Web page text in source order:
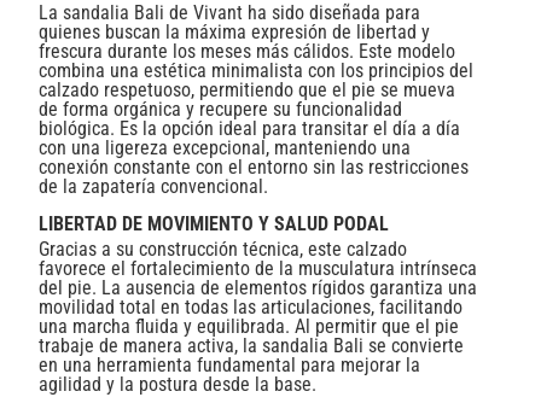
La sandalia Bali de Vivant ha sido diseñada para
quienes buscan la máxima expresión de libertad y
frescura durante los meses más cálidos. Este modelo
combina una estética minimalista con los principios del
calzado respetuoso, permitiendo que el pie se mueva
de forma orgánica y recupere su funcionalidad
biológica. Es la opción ideal para transitar el día a día
con una ligereza excepcional, manteniendo una
conexión constante con el entorno sin las restricciones
de la zapatería convencional.
LIBERTAD DE MOVIMIENTO Y SALUD PODAL
Gracias a su construcción técnica, este calzado
favorece el fortalecimiento de la musculatura intrínseca
del pie. La ausencia de elementos rígidos garantiza una
movilidad total en todas las articulaciones, facilitando
una marcha fluida y equilibrada. Al permitir que el pie
trabaje de manera activa, la sandalia Bali se convierte
en una herramienta fundamental para mejorar la
agilidad y la postura desde la base.